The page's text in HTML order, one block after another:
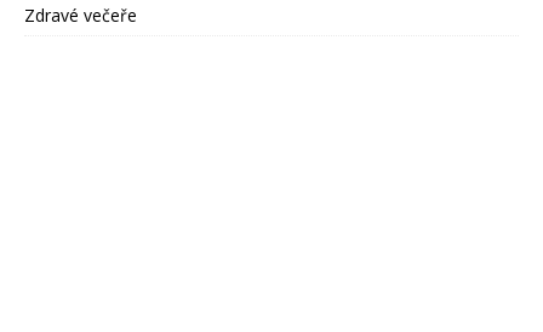
Zdravé večeře